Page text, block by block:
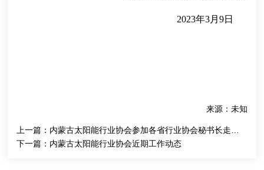
2023年3月9日
来源：未知
上一篇：
下一篇： 内蒙古太阳能行业协会近期工作动态